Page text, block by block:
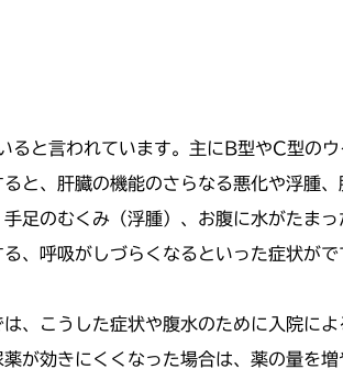
と言われています。主にB型やC型の
と、肝臓の機能のさらなる悪化や浮腫
足のむくみ（浮腫）、お腹に水がたま
、呼吸がしづらくなるといった症状が
、こうした症状や腹水のために入院に
が効きにくくなった場合は、薬の量を